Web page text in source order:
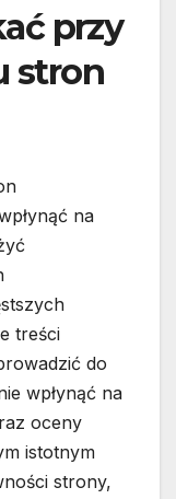
przy
stron
na
treści
do
wpłynąć na
oceny
istotnym
strony,